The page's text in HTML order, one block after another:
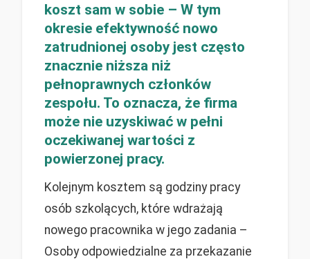
koszt sam w sobie – W tym
okresie efektywność nowo
zatrudnionej osoby jest często
znacznie niższa niż
pełnoprawnych członków
zespołu. To oznacza, że firma
może nie uzyskiwać w pełni
oczekiwanej wartości z
powierzonej pracy.
Kolejnym kosztem są godziny pracy
osób szkolących, które wdrażają
nowego pracownika w jego zadania –
Osoby odpowiedzialne za przekazanie